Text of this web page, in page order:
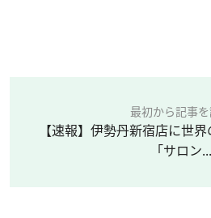
最初から記事
【速報】伊勢丹新宿店に世
「サロン...